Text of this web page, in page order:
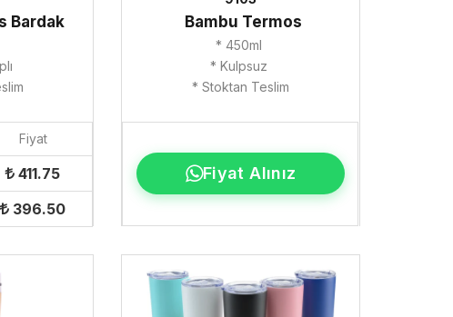
Bardak
Fiyat
411.75
396.50
Bambu Termos
* 450ml
* Kulpsuz
* Stoktan Teslim
Fiyat Alınız